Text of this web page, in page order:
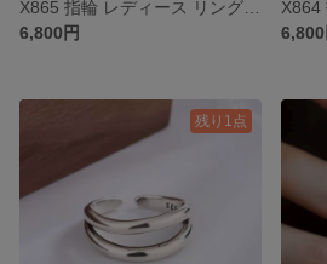
6,800円
6,800
残り1点